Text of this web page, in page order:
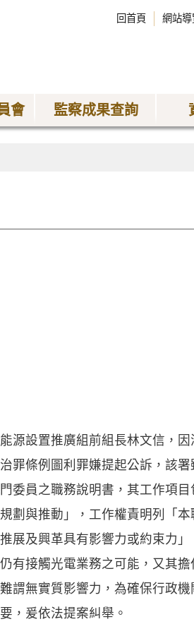
回首頁 網站導
會 監察成果查詢
源設置推廣組前組長林文信，
罪條例圖利罪嫌提起公訴，該
委員之職務說明書，其工作項
劃與推動」，工作權責明列「
展及興革具有影響力或約束力
有接觸光電業務之可能，又其
謂無實質影響力，為確保行政
，爰依法提案糾舉。